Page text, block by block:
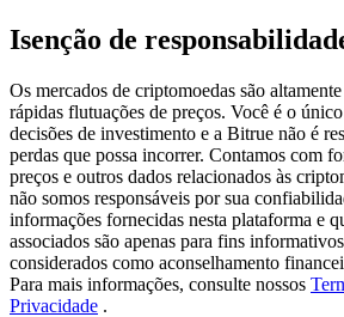
Register & Trade to Win 500,000
Precious Metals Trading Carnival
Trade Gold & Silver · 33,333 USDT
Isenção de
Os mercados de criptomoedas são
rápidas flutuações de preços. Você é o
decisões de investimento e a Bitrue não é
perdas que possa incorrer. Contamos com
preços e outros dados relacionados às
não somos responsáveis por sua
informações fornecidas nesta plataforma e
associados são apenas para fins
considerados como aconselhamento
Para mais informações, consulte nossos
Privacidade .